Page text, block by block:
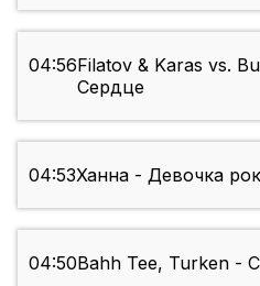
04:56Filatov & Karas vs.
Сердце
04:53Ханна - Девочка рок
04:50Bahh Tee, Turken -